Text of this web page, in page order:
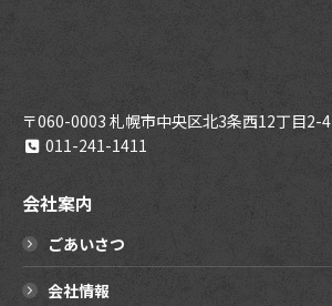
〒060-0003 札幌市中央区北3条西12丁目2-4
011-241-1411
会社案内
ごあいさつ
会社情報